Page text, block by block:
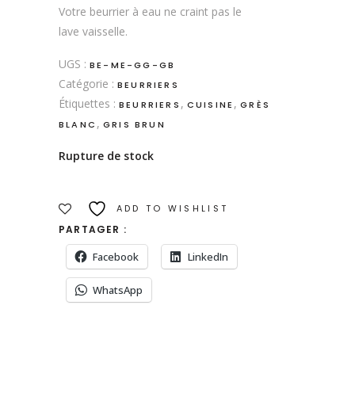
Votre beurrier à eau ne craint pas le
lave vaisselle.
UGS : BE-ME-GG-GB
Catégorie : BEURRIERS
Étiquettes : BEURRIERS , CUISINE ,GRÈS
BLANC , GRIS BRUN
Rupture de stock
ADD TO WISHLIST
PARTAGER :
Facebook LinkedIn
WhatsApp